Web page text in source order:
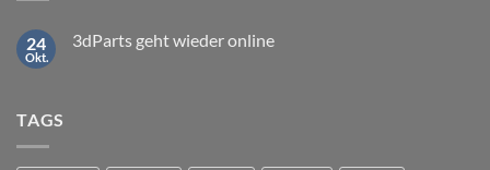
24
Okt.
3dParts geht wieder online
TAGS